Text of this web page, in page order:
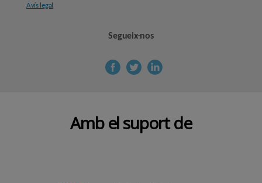
Avís legal
Segueix-nos
Amb el suport de